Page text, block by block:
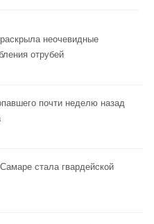
неочевидные
отрубей
почти неделю назад
стала гвардейской